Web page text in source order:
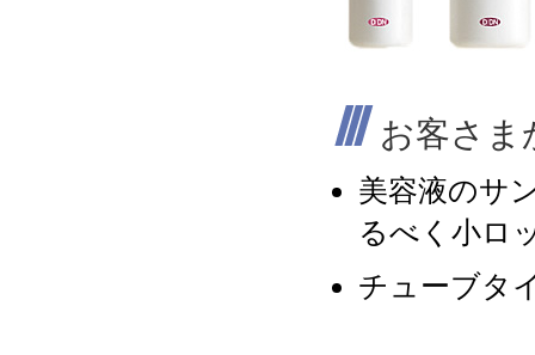
お客さま
美容液のサ
るべく小ロ
チューブタ